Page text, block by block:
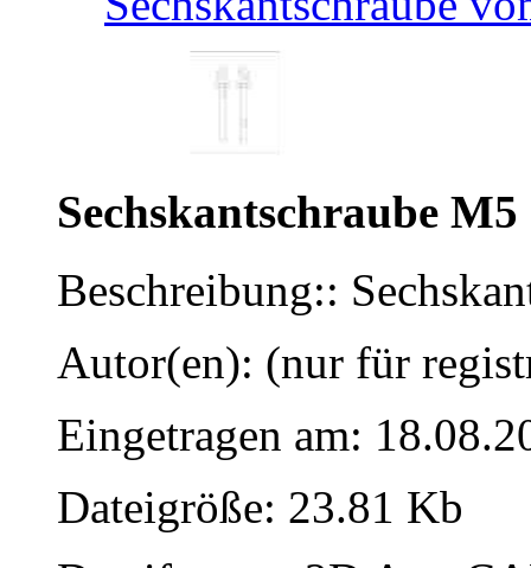
Sechskantschraube M5
Beschreibung::
Autor(en): (nur für
Eingetragen am:
Dateigröße: 23.81 Kb